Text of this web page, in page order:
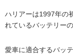
ハリアーは1997年の
れているバッテリー
愛車に適合するバッ